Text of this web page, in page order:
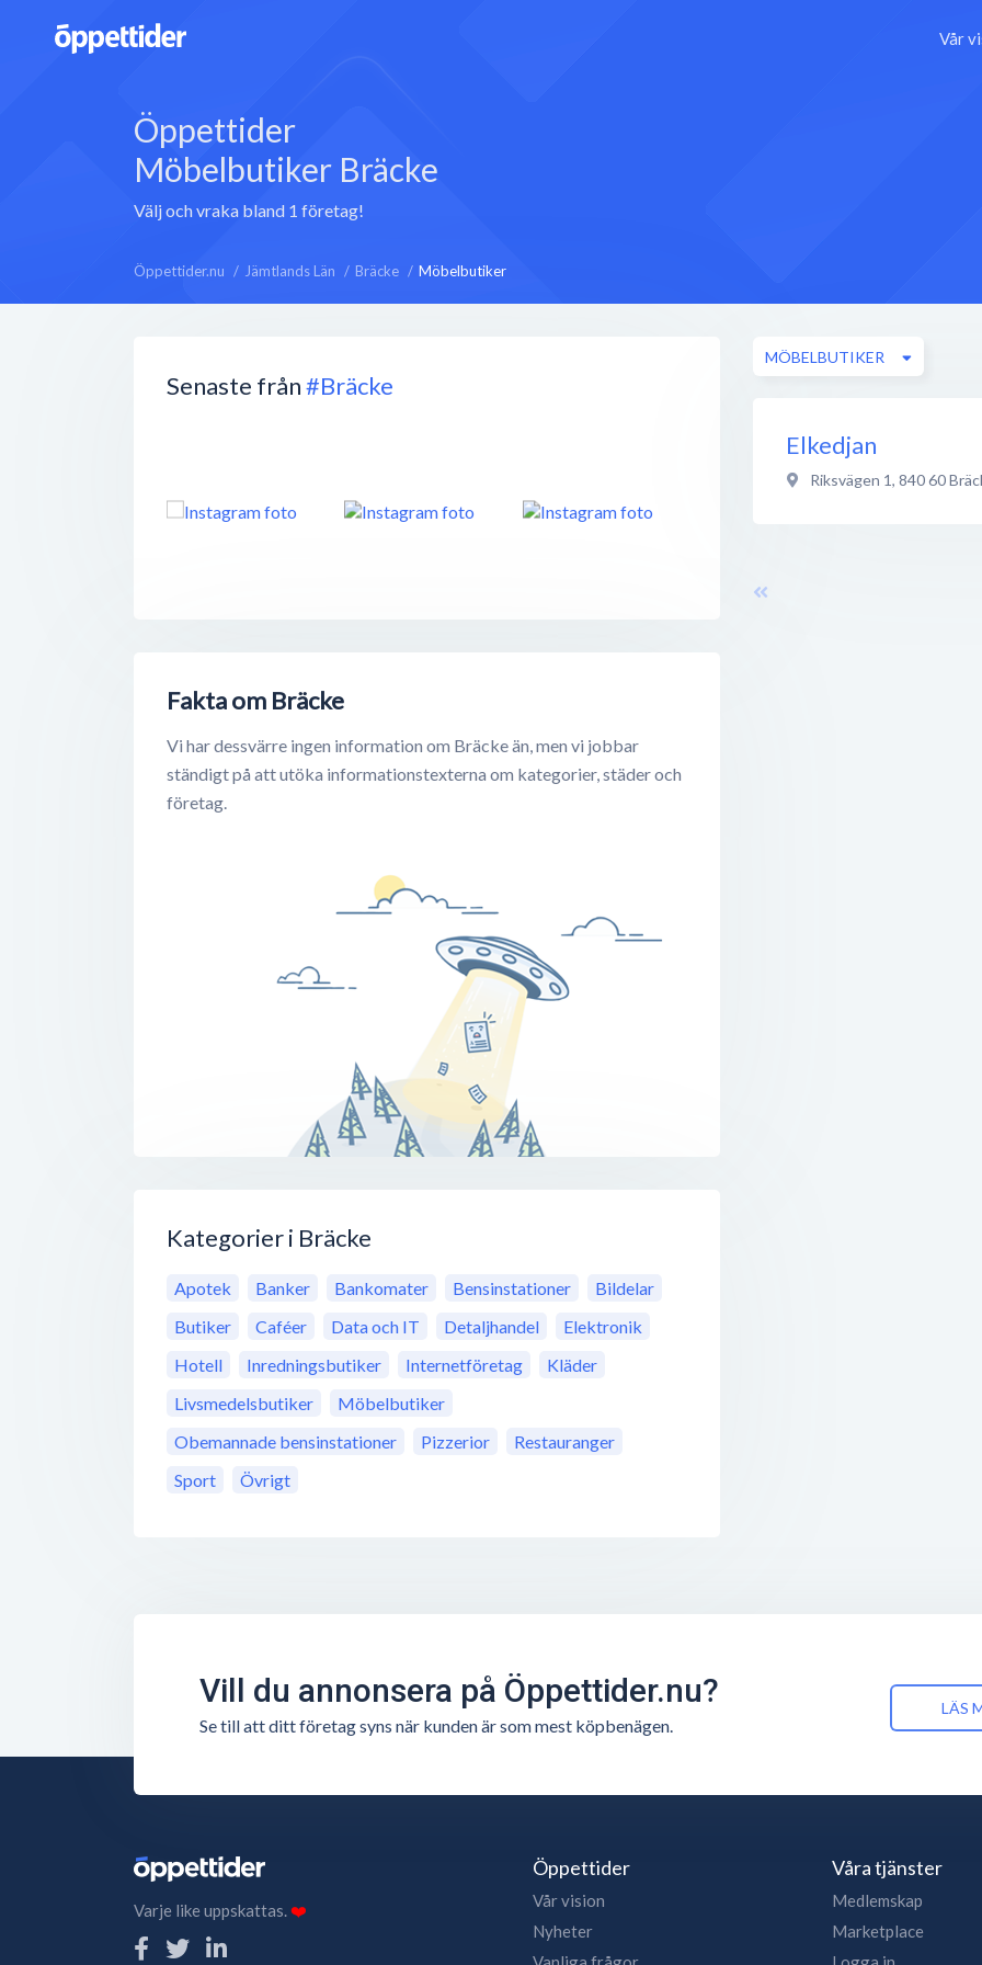
Vår
Öppettider
Möbelbutiker Bräcke
Välj och vraka bland 1 företag!
Öppettider.nu Jämtlands Län Bräcke Möbelbutiker
Senaste från#Bräcke
Fakta om Bräcke
Vi har dessvärre ingen information om Bräcke än, men vi jobbar
ständigt på att utöka informationstexterna om kategorier, städer och
företag.
Kategorier i Bräcke
Apotek Banker Bankomater Bensinstationer
Bildelar
Butiker
Caféer Data och IT Detaljhandel
Elektronik
Hotell
Inredningsbutiker Internetföretag
Kläder
Livsmedelsbutiker
Möbelbutiker
Obemannade bensinstationer
Pizzerior
Restauranger
Sport
Övrigt
MÖBELBUTIKER
Elkedjan
Riksvägen 1, 840 60
Vill du annonsera på Öppettider.nu?
Se till att ditt företag syns när kunden är som mest köpbenägen.
LÄS
Varje like uppskattas.❤️
Öppettider
Vår vision
Nyheter
Våra tjänster
Medlemskap
Marketplace